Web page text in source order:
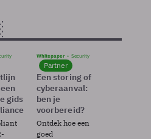
gids
Whitepaper Security
Partner
Een storing of
cyberaanval:
ben je
voorbereid?
Ontdek hoe een
goed